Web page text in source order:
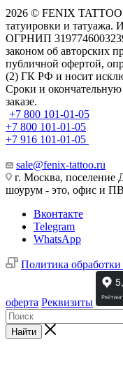
2026 © FENIX TATTOO
татуировки и
ОГРНИП
законом об авторских
публичной офертой,
(2) ГК РФ и носит
Сроки и
заказе.
+7 800 101-01-05
+7 800 101-01-05
+7 916 101-01-05
sale@fenix-tattoo.ru
г. Москва, поселение
шоурум - это, офис и
Вконтакте
Telegram
WhatsApp
Политика
оферта Реквизиты
Найти